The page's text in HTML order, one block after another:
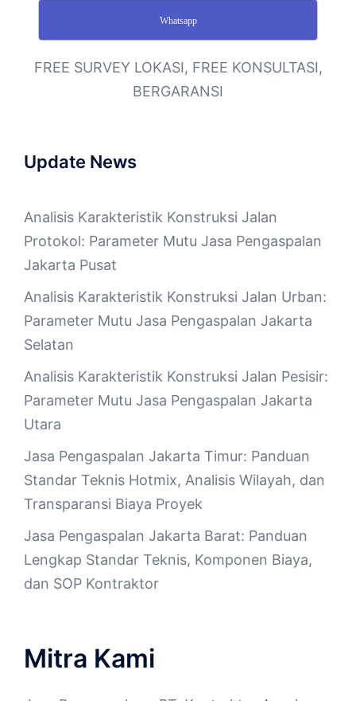
Whatsapp
FREE SURVEY LOKASI, FREE KONSULTASI,
BERGARANSI
Update News
Analisis Karakteristik Konstruksi Jalan
Protokol: Parameter Mutu Jasa Pengaspalan
Jakarta Pusat
Analisis Karakteristik Konstruksi Jalan Urban:
Parameter Mutu Jasa Pengaspalan Jakarta
Selatan
Analisis Karakteristik Konstruksi Jalan Pesisir:
Parameter Mutu Jasa Pengaspalan Jakarta
Utara
Jasa Pengaspalan Jakarta Timur: Panduan
Standar Teknis Hotmix, Analisis Wilayah, dan
Transparansi Biaya Proyek
Jasa Pengaspalan Jakarta Barat: Panduan
Lengkap Standar Teknis, Komponen Biaya,
dan SOP Kontraktor
Mitra Kami